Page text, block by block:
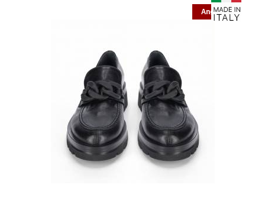
Angebot